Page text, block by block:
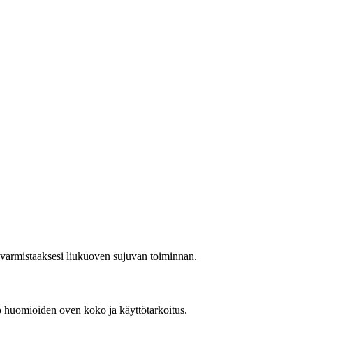
liukuoven sujuvan toiminnan.
oven koko ja käyttötarkoitus.